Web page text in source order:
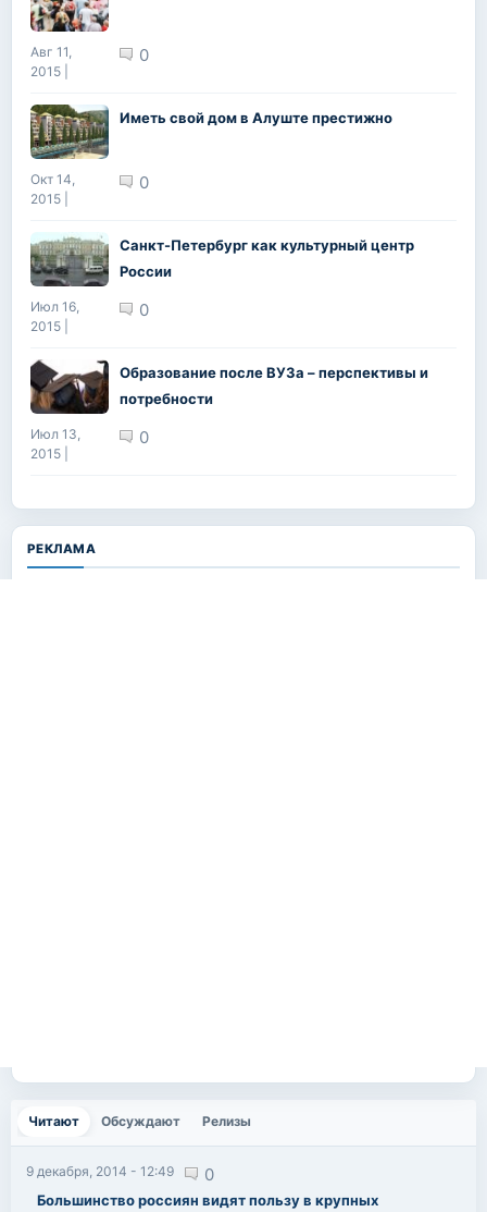
Авг 11,
2015 |
0
Иметь свой дом в Алуште престижно
Окт 14,
2015 |
0
Санкт-Петербург как культурный центр
России
Июл 16,
2015 |
0
Образование после ВУЗа – перспективы и
потребности
Июл 13,
2015 |
0
РЕКЛАМА
Читают
(активная вкладка)
Обсуждают Релизы
9 декабря, 2014 - 12:49 0
Большинство россиян видят пользу в крупных